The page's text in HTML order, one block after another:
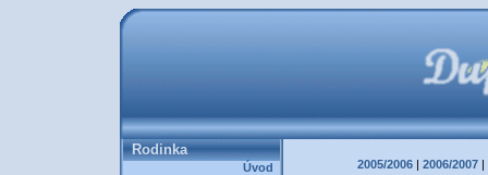
Rodinka
Úvod
2005/2006 | 2006/2007 |